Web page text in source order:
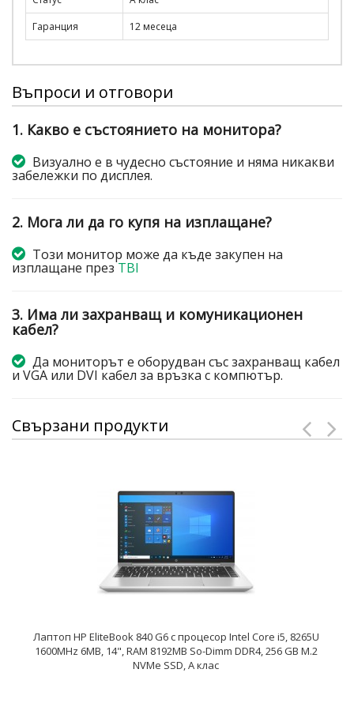
Гаранция
12 месеца
Въпроси и отговори
1. Какво е състоянието на монитора?
Визуално е в чудесно състояние и няма никакви
забележки по дисплея.
2. Мога ли да го купя на изплащане?
Този монитор може да къде закупен на
изплащане презTBI
3. Има ли захранващ и комуникационен
кабел?
Да мониторът е оборудван със захранващ кабел
и VGA или DVI кабел за връзка с компютър.
Свързани продукти
Лаптоп HP EliteBook 840 G6 с процесор Intel Core i5, 8265U
1600MHz 6MB, 14", RAM 8192MB So-Dimm DDR4, 256 GB M.2
NVMe SSD, A клас